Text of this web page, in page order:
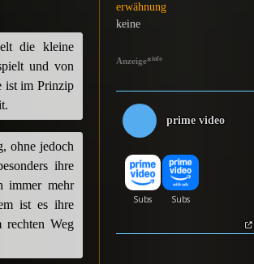
die kleine
und von
ist im Prinzip
ohne jedoch
ihre
immer mehr
ist es ihre
Weg
erwähnung
keine
Anzeige*info
prime video